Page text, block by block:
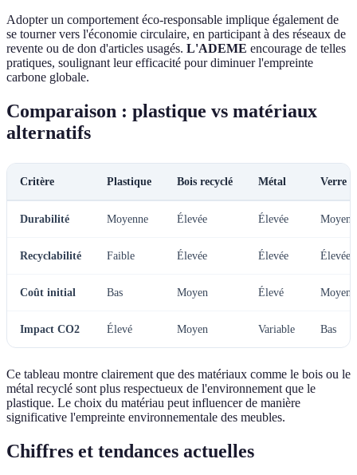
Adopter un comportement éco-responsable implique également de
se tourner vers l'économie circulaire, en participant à des réseaux de
revente ou de don d'articles usagés. L'ADEME encourage de telles
pratiques, soulignant leur efficacité pour diminuer l'empreinte
carbone globale.
Comparaison : plastique vs matériaux
alternatifs
Critère Plastique Bois recyclé Métal Verre
Durabilité Moyenne Élevée Élevée
Recyclabilité Faible Élevée Élevée Élevée
Coût initial Bas Moyen Élevé Moyen
Impact CO2 Élevé Moyen Variable Bas
Ce tableau montre clairement que des matériaux comme le bois ou le
métal recyclé sont plus respectueux de l'environnement que le
plastique. Le choix du matériau peut influencer de manière
significative l'empreinte environnementale des meubles.
Chiffres et tendances actuelles